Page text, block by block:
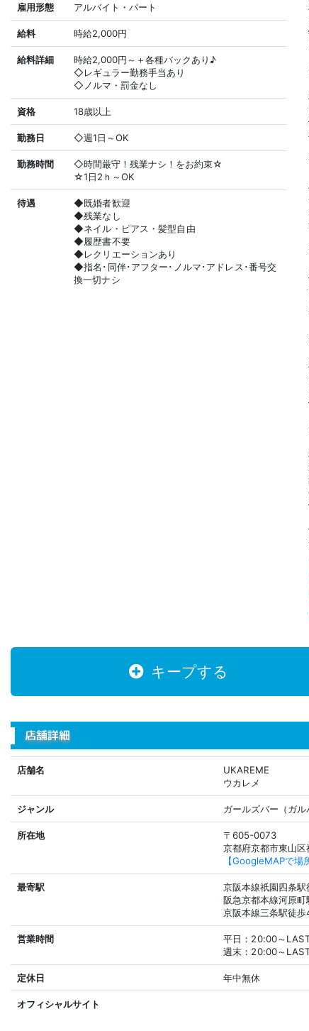
雇用形態 アルバイト・パート
給料 時給2,000円
給料詳細
時給2,000円～＋各種バックあり♪
◇レギュラー勤務手当あり
◇ノルマ・罰金なし
資格 18歳以上
勤務日 ◇週1日～OK
勤務時間
◇時間厳守！残業ナシ！をお約束☆
☆1日2ｈ～OK
待遇
◆既婚者歓迎
◆残業なし
◆ネイル・ピアス・髪型自由
◆履歴書不要
◆レクリエーションあり
◆指名･同伴･アフター･ノルマ･アドレス･番号交
換一切ナシ
キープする
店舗詳細
店舗名
UKAREME
ウカレメ
ジャンル ガールズバー（ガル
所在地
〒605-0073
京都府京都市東山
【GoogleMAPで場
最寄駅
京阪本線祇園四条駅
阪急京都本線河原
京阪本線三条駅徒歩
営業時間
平日：20:00～
週末：20:00～
定休日 年中無休
オフィシャルサイト